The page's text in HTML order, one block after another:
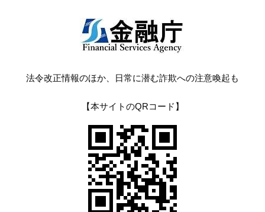
法令改正情報のほか、日常に潜む詐欺への注意喚起も
【本サイトのQRコード】